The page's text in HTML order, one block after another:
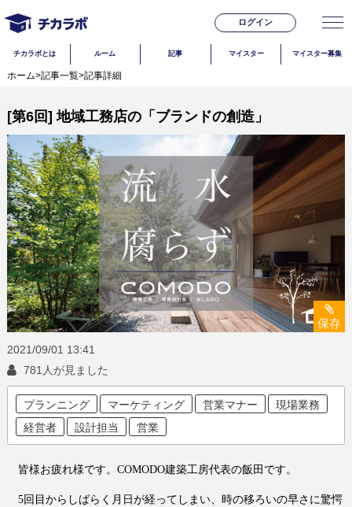
ログイン
チカラボとは ルーム 記事 マイスター マイスター募集
ホーム>記事一覧>記事詳細
[第6回] 地域工務店の「ブランドの創造」
保存
2021/09/01 13:41
781人が見ました
プランニング マーケティング 営業マナー
現場業務
経営者
設計担当 営業
皆様お疲れ様です。 COMODO建築工房代表の飯田です。
5 回目からしばらく月日が経ってしまい、時の移ろいの早さに驚愕